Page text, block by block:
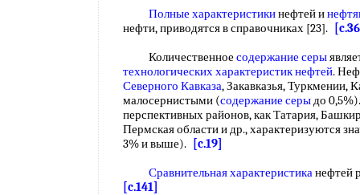
Полные характеристикинефтей и
нефти, приводятся в справочниках [23].
Количественное содержание серы
технологических характеристик нефтей.
Северного Кавказа, Закавказья, Туркмении,
малосернистыми (содержание серыдо 0,5%).
перспективных районов, как Татария,
Пермская области и др., характеризуются
3% и выше).
[c.19]
Сравнительная характеристиканефтей
[c.141]